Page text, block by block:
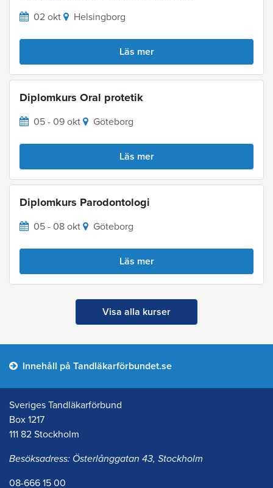
02 okt Helsingborg
Läs mer
Diplomkurs Oral protetik
05 - 09 okt Göteborg
Läs mer
Diplomkurs Parodontologi
05 - 08 okt Göteborg
Läs mer
Visa alla kurser
Innehåll på Tandläkarförbundet.se
Sveriges Tandläkarförbund
Box 1217
111 82 Stockholm
Besöksadress: Österlånggatan 43, Stockholm
08-666 15 00